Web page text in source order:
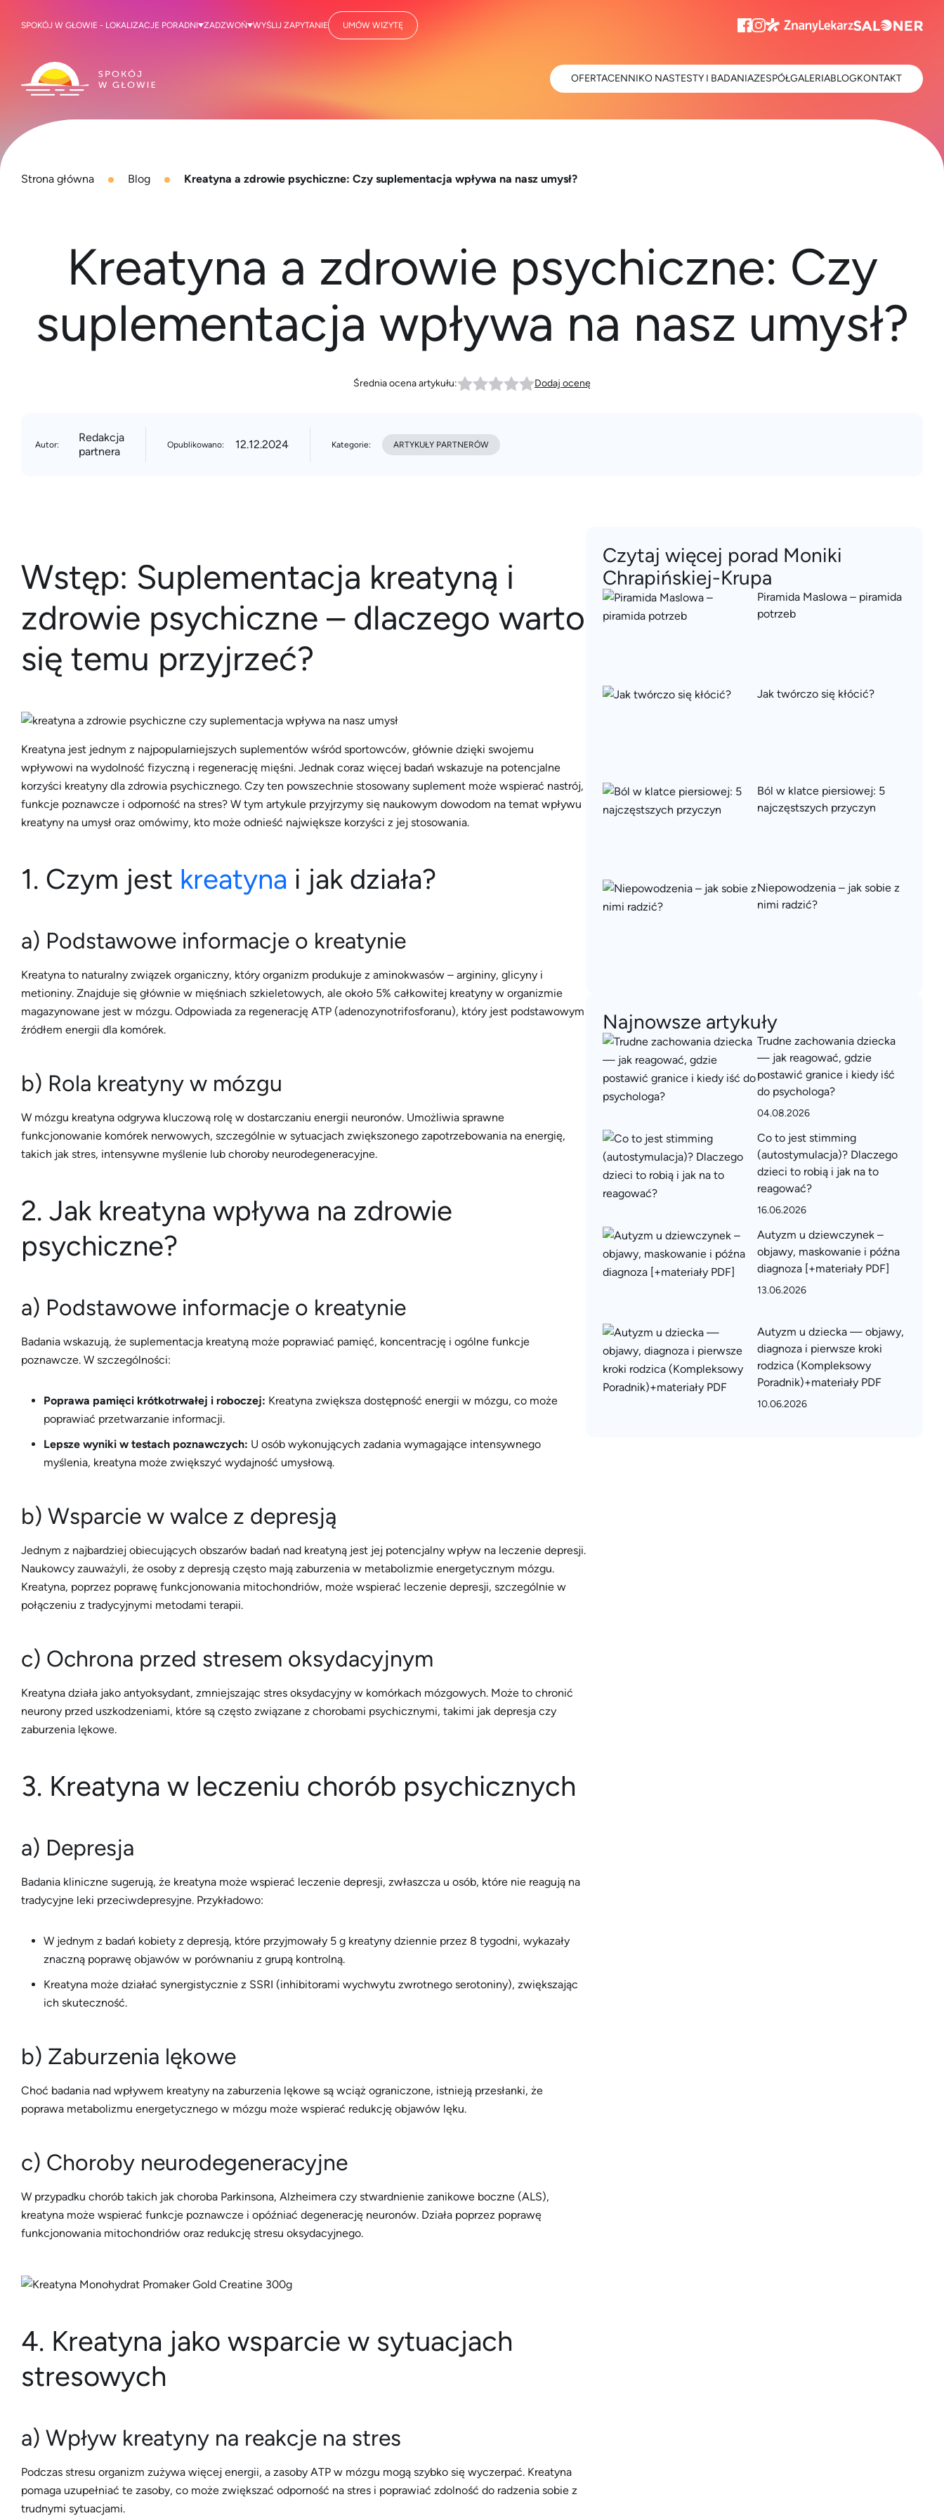
Strona główna Blog Kreatyna a zdrowie psychiczne: Czy suplementacja wpływa na nasz umysł?
Kreatyna a zdrowie psychiczne: Czy
suplementacja wpływa na nasz umysł?
Średnia ocena artykułu: Dodaj ocenę
Autor:
Redakcja
partnera
Opublikowano: 12.12.2024 Kategorie: ARTYKUŁY PARTNERÓW
Wstęp: Suplementacja kreatyną i
zdrowie psychiczne – dlaczego warto
się temu przyjrzeć?
Kreatyna jest jednym z najpopularniejszych suplementów wśród sportowców, głównie dzięki swojemu
wpływowi na wydolność fizyczną i regenerację mięśni. Jednak coraz więcej badań wskazuje na potencjalne
korzyści kreatyny dla zdrowia psychicznego. Czy ten powszechnie stosowany suplement może wspierać nastrój,
funkcje poznawcze i odporność na stres? W tym artykule przyjrzymy się naukowym dowodom na temat wpływu
kreatyny na umysł oraz omówimy, kto może odnieść największe korzyści z jej stosowania.
1. Czym jest kreatyna i jak działa?
a) Podstawowe informacje o kreatynie
Kreatyna to naturalny związek organiczny, który organizm produkuje z aminokwasów – argininy, glicyny i
metioniny. Znajduje się głównie w mięśniach szkieletowych, ale około 5% całkowitej kreatyny w organizmie
magazynowane jest w mózgu. Odpowiada za regenerację ATP (adenozynotrifosforanu), który jest podstawowym
źródłem energii dla komórek.
b) Rola kreatyny w mózgu
W mózgu kreatyna odgrywa kluczową rolę w dostarczaniu energii neuronów. Umożliwia sprawne
funkcjonowanie komórek nerwowych, szczególnie w sytuacjach zwiększonego zapotrzebowania na energię,
takich jak stres, intensywne myślenie lub choroby neurodegeneracyjne.
2. Jak kreatyna wpływa na zdrowie
psychiczne?
a) Podstawowe informacje o kreatynie
Badania wskazują, że suplementacja kreatyną może poprawiać pamięć, koncentrację i ogólne funkcje
poznawcze. W szczególności:
Poprawa pamięci krótkotrwałej i roboczej: Kreatyna zwiększa dostępność energii w mózgu, co może
poprawiać przetwarzanie informacji.
Lepsze wyniki w testach poznawczych: U osób wykonujących zadania wymagające intensywnego
myślenia, kreatyna może zwiększyć wydajność umysłową.
b) Wsparcie w walce z depresją
Jednym z najbardziej obiecujących obszarów badań nad kreatyną jest jej potencjalny wpływ na leczenie depresji.
Naukowcy zauważyli, że osoby z depresją często mają zaburzenia w metabolizmie energetycznym mózgu.
Kreatyna, poprzez poprawę funkcjonowania mitochondriów, może wspierać leczenie depresji, szczególnie w
połączeniu z tradycyjnymi metodami terapii.
c) Ochrona przed stresem oksydacyjnym
Kreatyna działa jako antyoksydant, zmniejszając stres oksydacyjny w komórkach mózgowych. Może to chronić
neurony przed uszkodzeniami, które są często związane z chorobami psychicznymi, takimi jak depresja czy
zaburzenia lękowe.
3. Kreatyna w leczeniu chorób psychicznych
a) Depresja
Badania kliniczne sugerują, że kreatyna może wspierać leczenie depresji, zwłaszcza u osób, które nie reagują na
tradycyjne leki przeciwdepresyjne. Przykładowo:
W jednym z badań kobiety z depresją, które przyjmowały 5 g kreatyny dziennie przez 8 tygodni, wykazały
znaczną poprawę objawów w porównaniu z grupą kontrolną.
Kreatyna może działać synergistycznie z SSRI (inhibitorami wychwytu zwrotnego serotoniny), zwiększając
ich skuteczność.
b) Zaburzenia lękowe
Choć badania nad wpływem kreatyny na zaburzenia lękowe są wciąż ograniczone, istnieją przesłanki, że
poprawa metabolizmu energetycznego w mózgu może wspierać redukcję objawów lęku.
c) Choroby neurodegeneracyjne
W przypadku chorób takich jak choroba Parkinsona, Alzheimera czy stwardnienie zanikowe boczne (ALS),
kreatyna może wspierać funkcje poznawcze i opóźniać degenerację neuronów. Działa poprzez poprawę
funkcjonowania mitochondriów oraz redukcję stresu oksydacyjnego.
4. Kreatyna jako wsparcie w sytuacjach
stresowych
a) Wpływ kreatyny na reakcje na stres
Podczas stresu organizm zużywa więcej energii, a zasoby ATP w mózgu mogą szybko się wyczerpać. Kreatyna
pomaga uzupełniać te zasoby, co może zwiększać odporność na stres i poprawiać zdolność do radzenia sobie z
trudnymi sytuacjami.
Czytaj więcej porad Moniki
Chrapińskiej-Krupa
Piramida Maslowa – piramida
potrzeb
Jak twórczo się kłócić?
Ból w klatce piersiowej: 5
najczęstszych przyczyn
Niepowodzenia – jak sobie z
nimi radzić?
Najnowsze artykuły
Trudne zachowania dziecka
— jak reagować, gdzie
postawić granice i kiedy iść
do psychologa?
04.08.2026
Co to jest stimming
(autostymulacja)? Dlaczego
dzieci to robią i jak na to
reagować?
16.06.2026
Autyzm u dziewczynek –
objawy, maskowanie i późna
diagnoza [+materiały PDF]
13.06.2026
Autyzm u dziecka — objawy,
diagnoza i pierwsze kroki
rodzica (Kompleksowy
Poradnik)+materiały PDF
10.06.2026
SPOKÓJ W GŁOWIE - LOKALIZACJE PORADNI ZADZWOŃ WYŚLIJ ZAPYTANIE UMÓW WIZYTĘ
OFERTACENNIKO NASTESTY I BADANIAZESPÓŁGALERIABLOGKONTAKT